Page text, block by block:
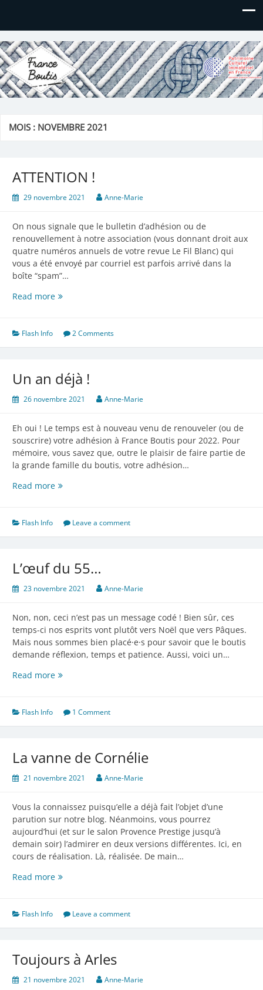
France Boutis
Le site de France Boutis
MOIS : NOVEMBRE 2021
ATTENTION !
29 novembre 2021 Anne-Marie
On nous signale que le bulletin d’adhésion ou de
renouvellement à notre association (vous donnant droit aux
quatre numéros annuels de votre revue Le Fil Blanc) qui
vous a été envoyé par courriel est parfois arrivé dans la
boîte “spam”…
Read moreATTENTION
Flash Info 2 Comments
Un an déjà !
26 novembre 2021 Anne-Marie
Eh oui ! Le temps est à nouveau venu de renouveler (ou de
souscrire) votre adhésion à France Boutis pour 2022. Pour
mémoire, vous savez que, outre le plaisir de faire partie de
la grande famille du boutis, votre adhésion…
Read moreUn
Flash Info Leave a comment
L’œuf du 55…
23 novembre 2021 Anne-Marie
Non, non, ceci n’est pas un message codé ! Bien sûr, ces
temps-ci nos esprits vont plutôt vers Noël que vers Pâques.
Mais nous sommes bien placé·e·s pour savoir que le boutis
demande réflexion, temps et patience. Aussi, voici un…
Read moreL’œuf
Flash Info 1 Comment
La vanne de Cornélie
21 novembre 2021 Anne-Marie
Vous la connaissez puisqu’elle a déjà fait l’objet d’une
parution sur notre blog. Néanmoins, vous pourrez
aujourd’hui (et sur le salon Provence Prestige jusqu’à
demain soir) l’admirer en deux versions différentes. Ici, en
cours de réalisation. Là, réalisée. De main…
Read moreLa
Cornélie
Flash Info Leave a comment
Toujours à Arles
21 novembre 2021 Anne-Marie